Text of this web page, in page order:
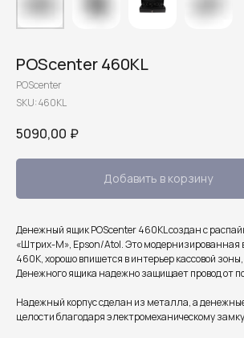
POScenter 460KL
POScenter
SKU:460KL
5090,00 ₽
Добавить в корзину
Денежный ящик POScenter 460KL создан с
«Штрих-М», Epson/Atol. Это модернизированная
460K, хорошо впишется в интерьер кассовой
Денежного ящика надежно защищает провод от
Надежный корпус сделан из металла, а
целости благодаря электромеханическому